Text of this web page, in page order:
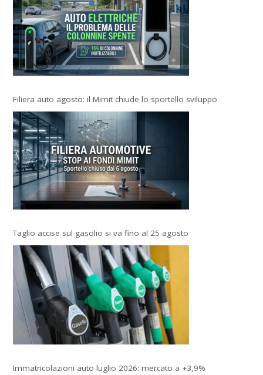
Filiera auto agosto: il Mimit chiude lo sportello sviluppo
Taglio accise sul gasolio si va fino al 25 agosto
Immatricolazioni auto luglio 2026: mercato a +3,9%